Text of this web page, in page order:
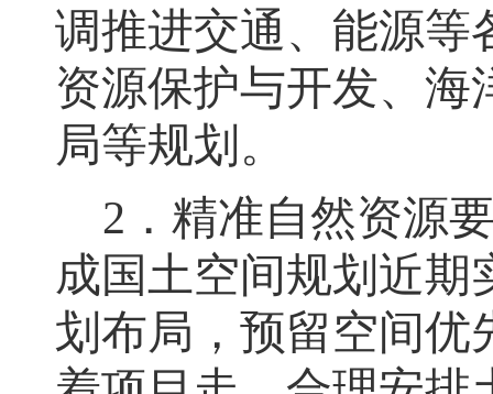
调推进交通、能源等
资源保护与开发、海
局等规划 。
2 ． 精准自然资源
成国土空间规划近期
划布局，预留空间优